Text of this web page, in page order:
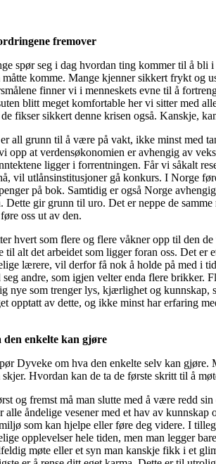
fremover
spør seg i dag hvordan ting kommer til å bli
måtte komme. Mange kjenner sikkert frykt og
finner vi i menneskets evne til å
blitt meget komfortable her vi sitter med
de fikser sikkert denne krisen også. Kanskje,
all grunn til å være på vakt, ikke minst med
opp at verdensøkonomien er avhengig av
ligger i forrentningen. Får vi såkalt
vil utlånsinstitusjoner gå konkurs. I Norge
på bok. Samtidig er også Norge
Dette gir grunn til uro. Det er neppe de
oss ut av den.
hvert som flere og flere våkner opp til den
til alt det arbeidet som ligger foran oss. Det
lærere, vil derfor få nok å holde på med i
seg andre, som igjen velter enda flere brikker.
nye som trenger lys, kjærlighet og
opptatt av dette, og ikke minst har erfaring
den enkelte kan gjøre
Dyveke om hva den enkelte selv kan
skjer. Hvordan kan de ta de første skritt til å
og fremst må man slutte med å være redd
alle åndelige vesener med et hav av
som kan hjelpe eller føre deg videre. I
opplevelser hele tiden, men man legger
møte eller et syn man kanskje fikk i et